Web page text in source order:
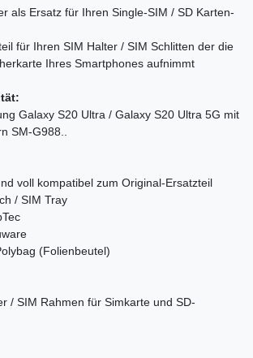
als Ersatz für Ihren Single-SIM / SD Karten-
für Ihren SIM Halter / SIM Schlitten der die
Ihres Smartphones aufnimmt
Galaxy S20 Ultra / Galaxy S20 Ultra 5G mit
SM-G988..
voll kompatibel zum Original-Ersatzteil
/ SIM Tray
(Folienbeutel)
/ SIM Rahmen für Simkarte und SD-